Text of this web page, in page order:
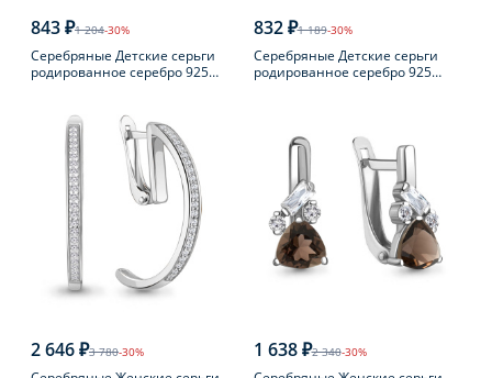
843 ₽1 204-30%
Серебряные Детские серьги
родированное серебро 925
832 ₽1 189-30%
Серебряные Детские серьги
родированное серебро 925
2 646 ₽3 780-30% 1 638 ₽2 340-30%